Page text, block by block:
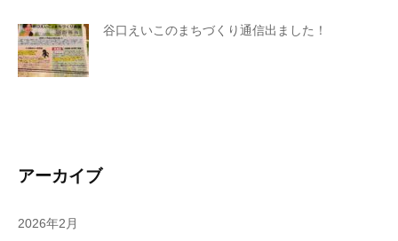
谷口えいこのまちづくり通信出ました！
アーカイブ
2026年2月